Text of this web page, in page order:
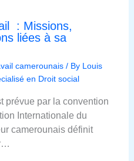
: Missions,
liées à sa
camerounais/ By Louis
en Droit social
prévue par la convention
Internationale du
camerounais définit